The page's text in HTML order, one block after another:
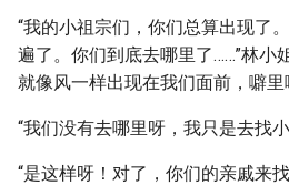
“我的小祖宗们，你们总算出现了
遍了。你们到底去哪里了……”林小
就像风一样出现在我们面前，噼里
“我们没有去哪里呀，我只是去找
“是这样呀！对了，你们的亲戚来